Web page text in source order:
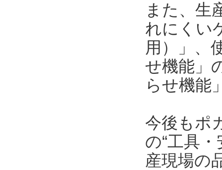
また、生
れにくい
用）」、
せ機能」
らせ機能
今後もポ
の“工具
産現場の